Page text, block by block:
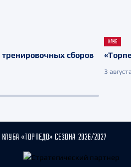
сборов
КЛУБ
3
«ТОРПЕДО» СЕЗОНА 2026/2027